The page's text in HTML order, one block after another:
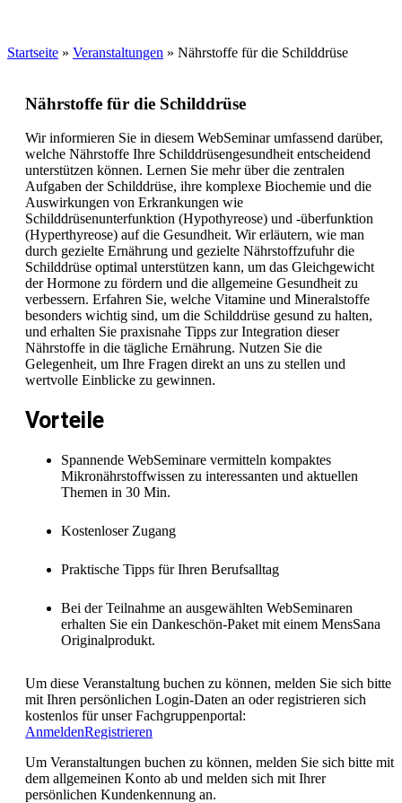
Startseite » Veranstaltungen » Nährstoffe für die Schilddrüse
Nährstoffe für die Schilddrüse
Wir informieren Sie in diesem WebSeminar umfassend darüber,
welche Nährstoffe Ihre Schilddrüsengesundheit entscheidend
unterstützen können. Lernen Sie mehr über die zentralen
Aufgaben der Schilddrüse, ihre komplexe Biochemie und die
Auswirkungen von Erkrankungen wie
Schilddrüsenunterfunktion (Hypothyreose) und -überfunktion
(Hyperthyreose) auf die Gesundheit. Wir erläutern, wie man
durch gezielte Ernährung und gezielte Nährstoffzufuhr die
Schilddrüse optimal unterstützen kann, um das Gleichgewicht
der Hormone zu fördern und die allgemeine Gesundheit zu
verbessern. Erfahren Sie, welche Vitamine und Mineralstoffe
besonders wichtig sind, um die Schilddrüse gesund zu halten,
und erhalten Sie praxisnahe Tipps zur Integration dieser
Nährstoffe in die tägliche Ernährung. Nutzen Sie die
Gelegenheit, um Ihre Fragen direkt an uns zu stellen und
wertvolle Einblicke zu gewinnen.
Vorteile
Spannende WebSeminare vermitteln kompaktes
Mikronährstoffwissen zu interessanten und aktuellen
Themen in 30 Min.
Kostenloser Zugang
Praktische Tipps für Ihren Berufsalltag
Bei der Teilnahme an ausgewählten WebSeminaren
erhalten Sie ein Dankeschön-Paket mit einem MensSana
Originalprodukt.
Um diese Veranstaltung buchen zu können, melden Sie sich bitte
mit Ihren persönlichen Login-Daten an oder registrieren sich
kostenlos für unser Fachgruppenportal:
AnmeldenRegistrieren
Um Veranstaltungen buchen zu können, melden Sie sich bitte mit
dem allgemeinen Konto ab und melden sich mit Ihrer
persönlichen Kundenkennung an.